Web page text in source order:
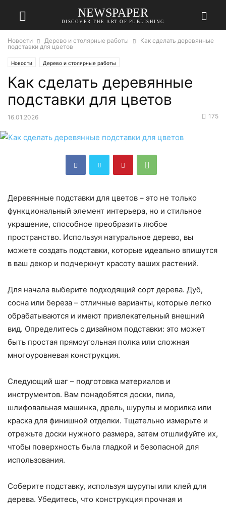
NEWSPAPER
DISCOVER THE ART OF PUBLISHING
Новости Дерево и столярные работы
Как сделать деревянные
подставки для цветов
Новости Дерево и столярные работы
Как сделать деревянные
подставки для цветов
16.01.2026 175
Деревянные подставки для цветов – это не только
функциональный элемент интерьера, но и стильное
украшение, способное преобразить любое
пространство. Используя натуральное дерево, вы
можете создать подставки, которые идеально впишутся
в ваш декор и подчеркнут красоту ваших растений.
Для начала выберите подходящий сорт дерева. Дуб,
сосна или береза – отличные варианты, которые легко
обрабатываются и имеют привлекательный внешний
вид. Определитесь с дизайном подставки: это может
быть простая прямоугольная полка или сложная
многоуровневая конструкция.
Следующий шаг – подготовка материалов и
инструментов. Вам понадобятся доски, пила,
шлифовальная машинка, дрель, шурупы и морилка или
краска для финишной отделки. Тщательно измерьте и
отрежьте доски нужного размера, затем отшлифуйте их,
чтобы поверхность была гладкой и безопасной для
использования.
Соберите подставку, используя шурупы или клей для
дерева. Убедитесь, что конструкция прочная и